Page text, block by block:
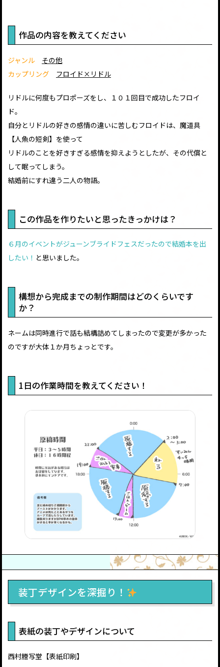
作品の内容を教えてください
ジャンル
その他
カップリング
フロイド×リドル
リドルに何度もプロポーズをし、１０１回目で成功したフロイ
ド。
自分とリドルの好きの感情の違いに苦しむフロイドは、魔道具
【人魚の短剣】を使って
リドルのことを好きすぎる感情を抑えようとしたが、その代償と
して眠ってしまう。
結婚前にすれ違う二人の物語。
この作品を作りたいと思ったきっかけは？
６月のイベントがジューンブライドフェスだったので結婚本を出
したい！ と思いました。
構想から完成までの制作期間はどのくらいです
か？
ネームは同時進行で話も結構詰めてしまったので変更が多かった
のですが大体１か月ちょっとです。
1日の作業時間を教えてください！
装丁デザインを深掘り！
表紙の装丁やデザインについて
西村謄写堂【表紙印刷】